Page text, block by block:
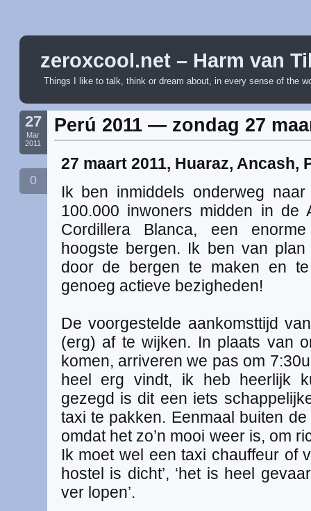
zeroxcool.net – Harm van
Things I like to talk, think or dream about, in every sense of the
27
Mar
2011
0
Perú 2011 — zondag 27
27 maart 2011, Huaraz, Ancash,
Ik ben inmiddels onderweg
100.000 inwoners midden in de
Cordillera Blanca, een
hoogste bergen. Ik ben van
door de bergen te maken en te
genoeg actieve bezigheden!
De voorgestelde aankomsttijd
(erg) af te wijken. In plaats van
komen, arriveren we pas om
heel erg vindt, ik heb heerlijk
gezegd is dit een iets
taxi te pakken. Eenmaal buiten
omdat het zo’n mooi weer is, om
Ik moet wel een taxi chauffeur of
hostel is dicht’, ‘het is heel
ver lopen’.